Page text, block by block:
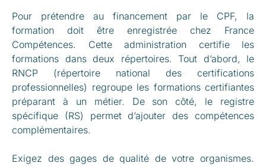
Pour prétendre au financement par le CPF, la
formation doit être enregistrée chez France
Compétences. Cette administration certifie les
formations dans deux répertoires. Tout d’abord, le
RNCP (répertoire national des certifications
professionnelles) regroupe les formations certifiantes
préparant à un métier. De son côté, le registre
spécifique (RS) permet d’ajouter des compétences
complémentaires.
Exigez des gages de qualité de votre organismes.